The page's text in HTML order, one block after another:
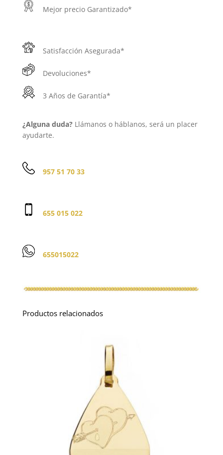
Mejor precio Garantizado*
Satisfacción Asegurada*
Devoluciones*
3 Años de Garantía*
¿Alguna duda?Llámanos o háblanos, será un placer
ayudarte.
957 51 70 33
655 015 022
655015022
Productos relacionados